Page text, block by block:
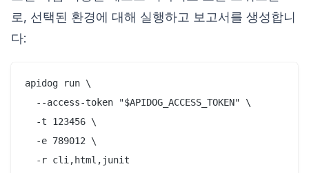
로, 선택된 환경에 대해 실행하고 보고서를 생성합니
다:
apidog run \
  --access-token "$APIDOG_ACCESS_TOKEN" \
  -t 123456 \
  -e 789012 \